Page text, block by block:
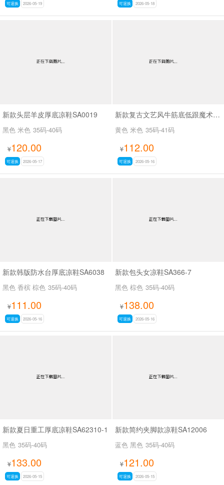
可退换 2026-05-19 可退换 2026-05-18
新款头层羊皮厚底凉鞋SA0019
黑色 米色 35码-40码
¥120.00
可退换 2026-05-17
新款复古文艺风牛筋底低跟魔术贴凉鞋SA5577
黄色 米色 35码-41码
¥112.00
可退换 2026-05-16
新款韩版防水台厚底凉鞋SA6038
黑色 香槟 棕色 35码-40码
¥111.00
可退换 2026-05-16
新款包头女凉鞋SA366-7
黑色 棕色 35码-40码
¥138.00
可退换 2026-05-16
新款夏日重工厚底凉鞋SA62310-1
黑色 35码-40码
¥133.00
可退换 2026-05-15
新款简约夹脚款凉鞋SA12006
蓝色 黑色 35码-40码
¥121.00
可退换 2026-05-15